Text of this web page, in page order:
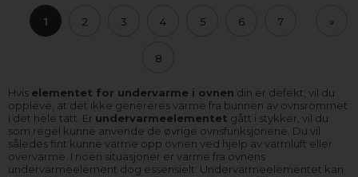
1 2 3 4 5 6 7
8
»
Hvis elementet for undervarme i ovnen din er defekt, vil du
oppleve, at det ikke genereres varme fra bunnen av ovnsrommet
i det hele tatt. Er undervarmeelementet gått i stykker, vil du
som regel kunne anvende de øvrige ovnsfunksjonene. Du vil
således fint kunne varme opp ovnen ved hjelp av varmluft eller
overvarme. I noen situasjoner er varme fra ovnens
undervarmeelement dog essensielt. Undervarmeelementet kan